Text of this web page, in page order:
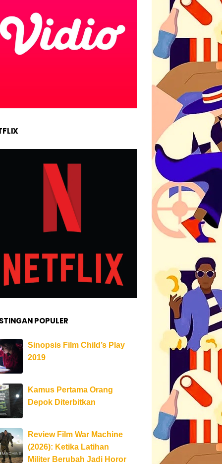
POPULER
Sinopsis Film Child’s Play
2019
Kamus Pertama Orang
Depok Diterbitkan
Review Film War Machine
(2026): Ketika Latihan
Militer Berubah Jadi Horor